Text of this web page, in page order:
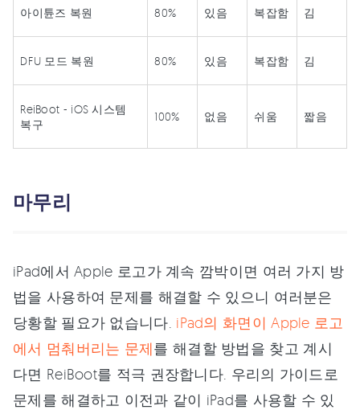
아이튠즈 복원 80% 있음 복잡함 김
DFU 모드 복원 80% 있음 복잡함 김
ReiBoot - iOS 시스템
복구
100% 없음 쉬움 짧음
마무리
iPad에서 Apple 로고가 계속 깜박이면 여러 가지 방
법을 사용하여 문제를 해결할 수 있으니 여러분은
당황할 필요가 없습니다. iPad의 화면이 Apple 로고
에서 멈춰버리는 문제를 해결할 방법을 찾고 계시
다면 ReiBoot를 적극 권장합니다. 우리의 가이드로
문제를 해결하고 이전과 같이 iPad를 사용할 수 있